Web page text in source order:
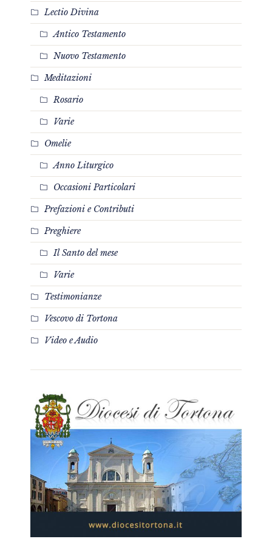
Lectio Divina
Antico Testamento
Nuovo Testamento
Meditazioni
Rosario
Varie
Omelie
Anno Liturgico
Occasioni Particolari
Prefazioni e Contributi
Preghiere
Il Santo del mese
Varie
Testimonianze
Vescovo di Tortona
Video e Audio